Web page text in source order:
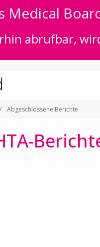
Medical
abrufbar,
Abgeschlossene Berichte